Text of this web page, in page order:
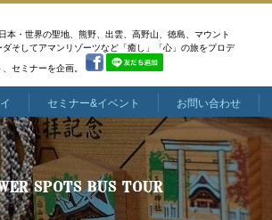
本・世界の聖地、熊野、出雲、高野山、徳島、マウント
そしてアマンリゾーツなど 「癒し」「心」の旅をプロデ
セミナーを企画。
セミナー&イベント お問い合わせ